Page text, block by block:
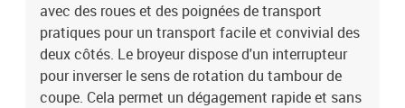
avec des roues et des poignées de transport
pratiques pour un transport facile et convivial des
deux côtés. Le broyeur dispose d'un interrupteur
pour inverser le sens de rotation du tambour de
coupe. Cela permet un dégagement rapide et sans